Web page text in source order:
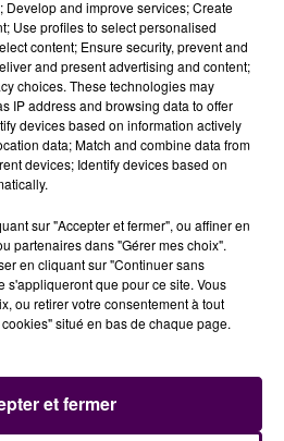
facture à 37 150 euros. A ces
écologique de 6 000 euros,
euros supplémentaire si l’on
diesel. Selon Peugeot, si l’on
l’achat à l’entretien, une
autant que le modèle
Develop and improve services; Create
Use profiles to select personalised
content; Ensure security, prevent and
and present advertising and content;
choices. These technologies may
IP address and browsing data to offer
devices based on information actively
data; Match and combine data from
devices; Identify devices based on
sur "Accepter et fermer", ou affiner en
partenaires dans "Gérer mes choix".
en cliquant sur "Continuer sans
s'appliqueront que pour ce site. Vous
ou retirer votre consentement à tout
situé en bas de chaque page.
et fermer